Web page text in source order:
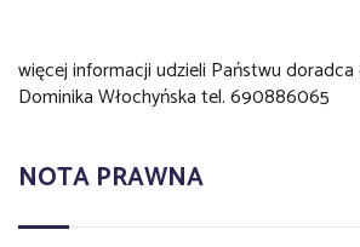
więcej informacji udzieli Państwu
Dominika Włochyńska tel. 690886065
NOTA PRAWNA